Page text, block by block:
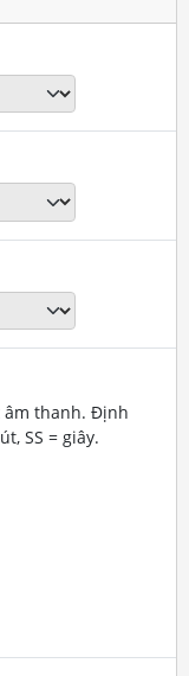
âm thanh. Định
SS = giây.